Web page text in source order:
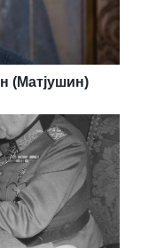
(Матјушин)